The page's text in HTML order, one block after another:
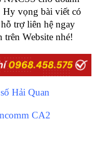
Hy vọng bài viết có
trợ liên hệ ngay
Website nhé!
Hải Quan
CA2